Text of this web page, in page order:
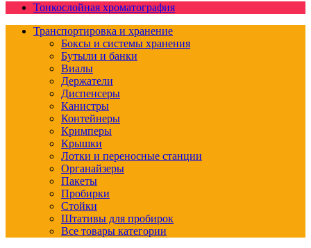
Тонкослойная хроматография
Транспортировка и хранение
Боксы и системы хранения
Бутыли и банки
Виалы
Держатели
Диспенсеры
Канистры
Контейнеры
Кримперы
Крышки
Лотки и переносные станции
Органайзеры
Пакеты
Пробирки
Стойки
Штативы для пробирок
Все товары категории